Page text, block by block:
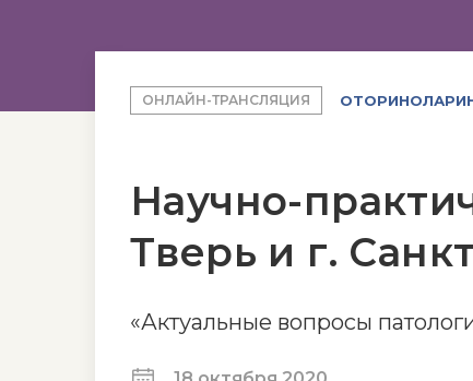
ОНЛАЙН-ТРАНСЛЯЦИЯ
Научно-
Тверь и г.
«Актуальные вопросы